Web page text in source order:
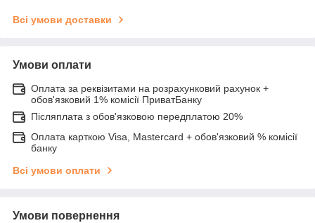
Всі умови доставки
Умови оплати
Оплата за реквізитами на розрахунковий рахунок +
обов'язковий 1% комісії ПриватБанку
Післяплата з обов'язковою передплатою 20%
Оплата карткою Visa, Mastercard + обов'язковий % комісії
банку
Всі умови оплати
Умови повернення